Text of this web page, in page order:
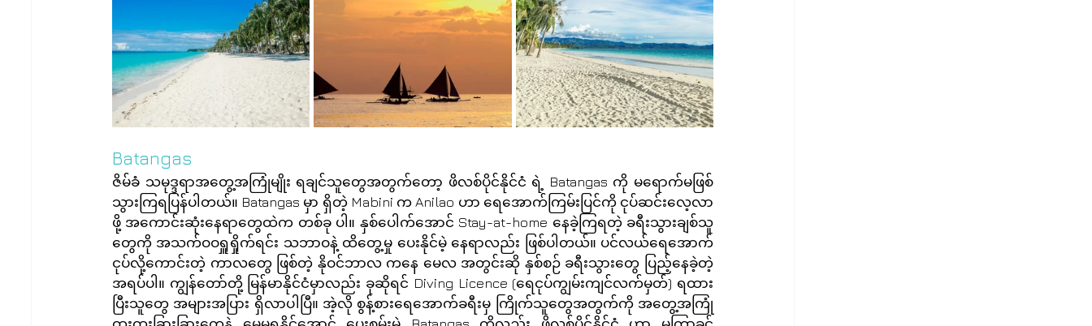
Batangas
ဇိမ်ခံ သမုဒ္ဒရာအတွေ့အကြုံမျိုး ရချင်သူတွေအတွက်တော့ ဖိလစ်ပိုင်နိုင်ငံ ရဲ့ Batangas ကို မရောက်မဖြစ်
သွားကြရပြန်ပါတယ်။ Batangas မှာ ရှိတဲ့ Mabini က Anilao ဟာ ရေအောက်ကြမ်းပြင်ကို ငုပ်ဆင်းလေ့လာ
ဖို့ အကောင်းဆုံးနေရာတွေထဲက တစ်ခု ပါ။ နှစ်ပေါက်အောင် Stay-at-home နေခဲ့ကြရတဲ့ ခရီးသွားချစ်သူ
တွေကို အသက်ဝဝရှူရှိုက်ရင်း သဘာဝနဲ့ ထိတွေ့မှု ပေးနိုင်မဲ့ နေရာလည်း ဖြစ်ပါတယ်။ ပင်လယ်ရေအောက်
ငုပ်လို့ကောင်းတဲ့ ကာလတွေ ဖြစ်တဲ့ နိုဝင်ဘာလ ကနေ မေလ အတွင်းဆို နှစ်စဉ် ခရီးသွားတွေ ပြည့်နေခဲ့တဲ့
အရပ်ပါ။ ကျွန်တော်တို့ မြန်မာနိုင်ငံမှာလည်း ခုဆိုရင် Diving Licence (ရေငုပ်ကျွမ်းကျင်လက်မှတ်) ရထား
ပြီးသူတွေ အများအပြား ရှိလာပါပြီ။ အဲ့လို စွန့်စားရေအောက်ခရီးမှ ကြိုက်သူတွေအတွက်ကို အတွေ့အကြုံ